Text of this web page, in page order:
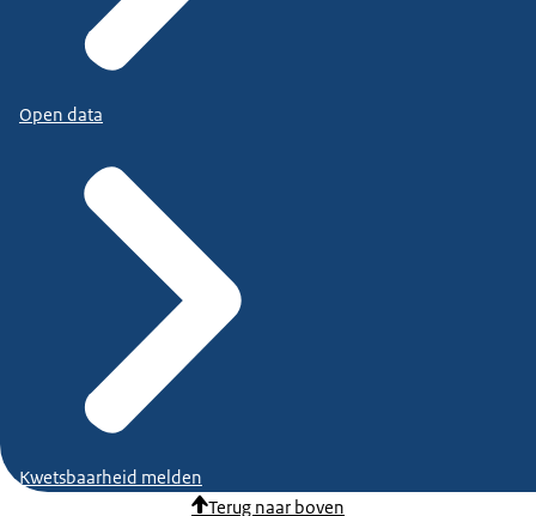
Open data
Kwetsbaarheid melden
Terug naar boven